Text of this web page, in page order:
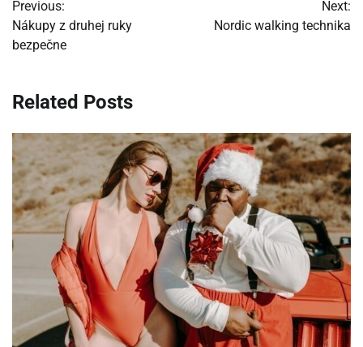
v
článku
Previous:
Nákupy z druhej ruky
bezpečne
Next:
Nordic walking technika
Related Posts